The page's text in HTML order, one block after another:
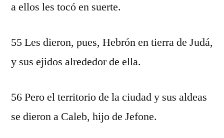
a ellos les tocó en suerte.
55 Les dieron, pues, Hebrón en tierra de Judá,
y sus ejidos alrededor de ella.
56 Pero el territorio de la ciudad y sus aldeas
se dieron a Caleb, hijo de Jefone.